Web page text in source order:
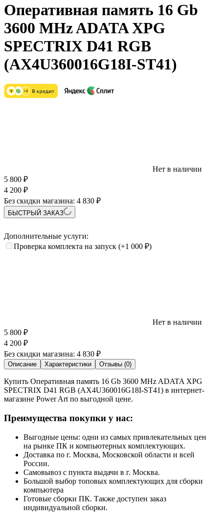
Оперативная память 16 Gb
3600 MHz ADATA XPG
SPECTRIX D41 RGB
(AX4U360016G18I-ST41)
Нет в наличии
5 800 ₽
4 200 ₽
Без скидки магазина: 4 830 ₽
БЫСТРЫЙ ЗАКАЗ
Дополнительные услуги:
Проверка комплекта на запуск (+1 000 ₽)
Нет в наличии
5 800 ₽
4 200 ₽
Без скидки магазина: 4 830 ₽
Описание Характеристики Отзывы (0)
Купить Оперативная память 16 Gb 3600 MHz ADATA XPG
SPECTRIX D41 RGB (AX4U360016G18I-ST41) в интернет-
магазине Power Art по выгодной цене.
Преимущества покупки у нас:
Выгодные цены: одни из самых привлекательных цен
на рынке ПК и компьютерных комплектующих.
Доставка по г. Москва, Московской области и всей
России.
Самовывоз с пункта выдачи в г. Москва.
Большой выбор топовых комплектующих для сборки
компьютера
Готовые сборки ПК. Также доступен заказ
индивидуальной сборки.